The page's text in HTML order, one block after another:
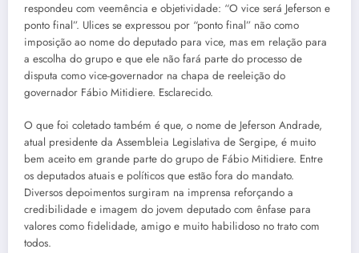
respondeu com veemência e objetividade: “O vice será Jeferson e
ponto final”. Ulices se expressou por “ponto final” não como
imposição ao nome do deputado para vice, mas em relação para
a escolha do grupo e que ele não fará parte do processo de
disputa como vice-governador na chapa de reeleição do
governador Fábio Mitidiere. Esclarecido.
O que foi coletado também é que, o nome de Jeferson Andrade,
atual presidente da Assembleia Legislativa de Sergipe, é muito
bem aceito em grande parte do grupo de Fábio Mitidiere. Entre
os deputados atuais e políticos que estão fora do mandato.
Diversos depoimentos surgiram na imprensa reforçando a
credibilidade e imagem do jovem deputado com ênfase para
valores como fidelidade, amigo e muito habilidoso no trato com
todos.